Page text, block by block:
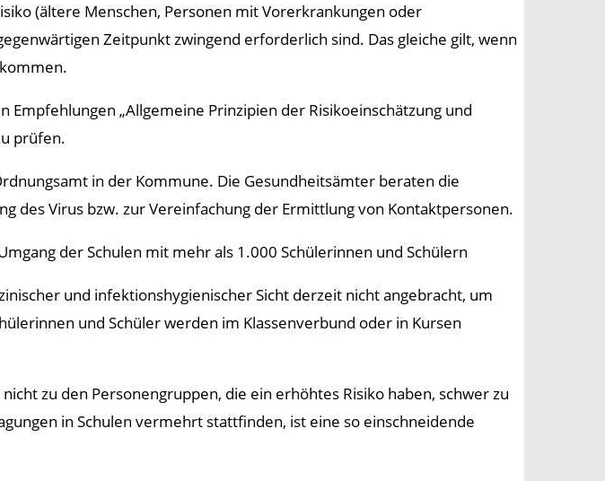
(ältere Menschen, Personen mit Vorerkrankungen oder
Zeitpunkt zwingend erforderlich sind. Das gleiche gilt, wenn
„Allgemeine Prinzipien der Risikoeinschätzung und
prüfen.
in der Kommune. Die Gesundheitsämter beraten die
des Virus bzw. zur Vereinfachung der Ermittlung von Kontaktpersonen.
der Schulen mit mehr als 1.000 Schülerinnen und Schülern
und infektionshygienischer Sicht derzeit nicht angebracht, um
und Schüler werden im Klassenverbund oder in Kursen
zu den Personengruppen, die ein erhöhtes Risiko haben, schwer zu
in Schulen vermehrt stattfinden, ist eine so einschneidende